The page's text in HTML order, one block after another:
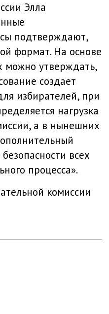
Элла
подтверждают,
формат. На основе
можно утверждать,
создает
избирателей, при
нагрузка
а в нынешних
всех
процесса».
комиссии